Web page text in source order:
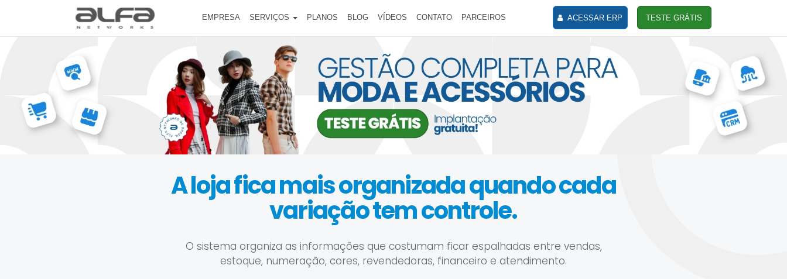
EMPRESA SERVIÇOS PLANOS BLOG VÍDEOS CONTATO PARCEIROS ACESSAR ERP TESTE GRÁTIS
A loja fica mais organizada quando cada
variação tem controle.
O sistema organiza as informações que costumam ficar espalhadas entre vendas,
estoque, numeração, cores, revendedoras, financeiro e atendimento.